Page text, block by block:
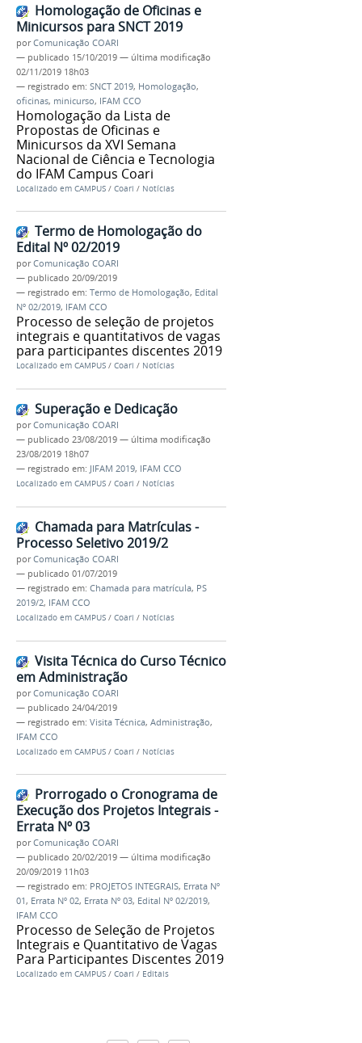
Homologação de Oficinas e
Minicursos para SNCT 2019
porComunicação COARI
— publicado 15/10/2019 — última modificação
02/11/2019 18h03
— registrado em: SNCT 2019, Homologação,
oficinas, minicurso, IFAM CCO
Homologação da Lista de
Propostas de Oficinas e
Minicursos da XVI Semana
Nacional de Ciência e Tecnologia
do IFAM Campus Coari
Localizado em CAMPUS / Coari / Notícias
Termo de Homologação do
Edital Nº 02/2019
porComunicação COARI
— publicado 20/09/2019
— registrado em: Termo de Homologação, Edital
Nº 02/2019, IFAM CCO
Processo de seleção de projetos
integrais e quantitativos de vagas
para participantes discentes 2019
Localizado em CAMPUS / Coari / Notícias
Superação e Dedicação
porComunicação COARI
— publicado 23/08/2019 — última modificação
23/08/2019 18h07
— registrado em: JIFAM 2019, IFAM CCO
Localizado em CAMPUS / Coari / Notícias
Chamada para Matrículas -
Processo Seletivo 2019/2
porComunicação COARI
— publicado 01/07/2019
— registrado em: Chamada para matrícula, PS
2019/2, IFAM CCO
Localizado em CAMPUS / Coari / Notícias
Visita Técnica do Curso Técnico
em Administração
porComunicação COARI
— publicado 24/04/2019
— registrado em: Visita Técnica, Administração,
IFAM CCO
Localizado em CAMPUS / Coari / Notícias
Prorrogado o Cronograma de
Execução dos Projetos Integrais -
Errata Nº 03
porComunicação COARI
— publicado 20/02/2019 — última modificação
20/09/2019 11h03
— registrado em: PROJETOS INTEGRAIS, Errata Nº
01, Errata Nº 02, Errata Nº 03, Edital Nº 02/2019,
IFAM CCO
Processo de Seleção de Projetos
Integrais e Quantitativo de Vagas
Para Participantes Discentes 2019
Localizado em CAMPUS / Coari / Editais